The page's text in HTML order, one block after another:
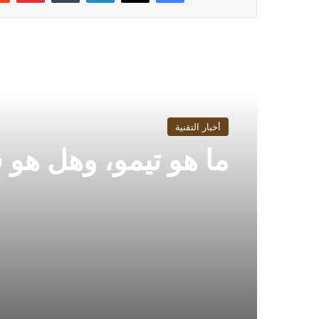
أخبار التقنية
ما هو تيمو، وهل